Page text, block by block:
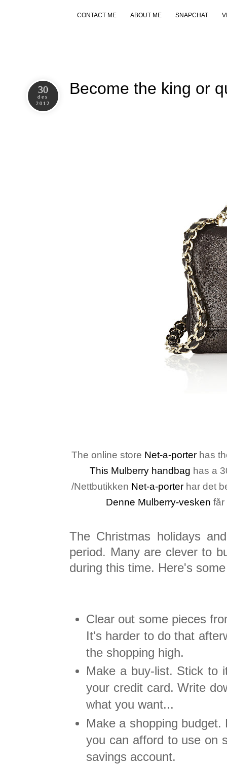
CONTACT ME ABOUT ME SNAPCHAT
30
des
2012
Become the king or
The online store Net-a-porter has
This Mulberry handbag has a
/Nettbutikken Net-a-porter har det
Denne Mulberry-vesken får
The Christmas holidays
period. Many are clever to
during this time. Here's
Clear out some pieces
It's harder to do that
the shopping high.
Make a buy-list. Stick to
your credit card. Write
what you want...
Make a shopping
you can afford to use on
savings account.